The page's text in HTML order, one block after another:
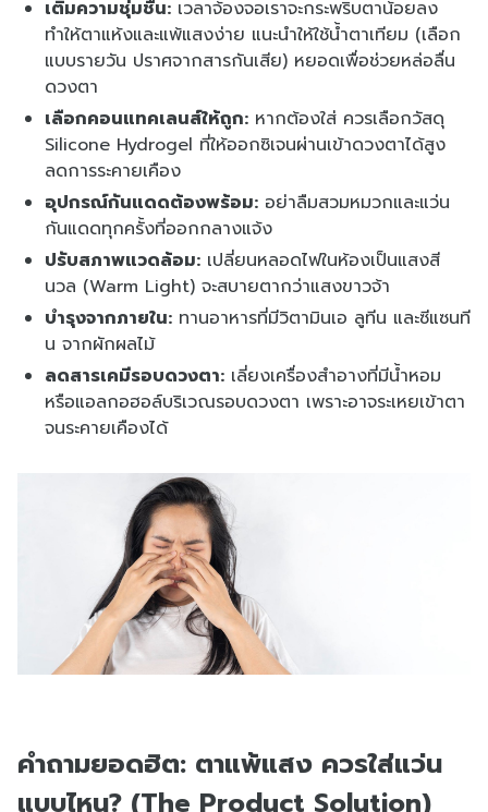
เติมความชุ่มชื้น: เวลาจ้องจอเราจะกระพริบตาน้อยลง
ทำให้ตาแห้งและแพ้แสงง่าย แนะนำให้ใช้น้ำตาเทียม (เลือก
แบบรายวัน ปราศจากสารกันเสีย) หยอดเพื่อช่วยหล่อลื่น
ดวงตา
เลือกคอนแทคเลนส์ให้ถูก: หากต้องใส่ ควรเลือกวัสดุ
Silicone Hydrogel ที่ให้ออกซิเจนผ่านเข้าดวงตาได้สูง
ลดการระคายเคือง
อุปกรณ์กันแดดต้องพร้อม: อย่าลืมสวมหมวกและแว่น
กันแดดทุกครั้งที่ออกกลางแจ้ง
ปรับสภาพแวดล้อม: เปลี่ยนหลอดไฟในห้องเป็นแสงสี
นวล (Warm Light) จะสบายตากว่าแสงขาวจ้า
บำรุงจากภายใน: ทานอาหารที่มีวิตามินเอ ลูทีน และซีแซนที
น จากผักผลไม้
ลดสารเคมีรอบดวงตา: เลี่ยงเครื่องสำอางที่มีน้ำหอม
หรือแอลกอฮอล์บริเวณรอบดวงตา เพราะอาจระเหยเข้าตา
จนระคายเคืองได้
คำถามยอดฮิต: ตาแพ้แสง ควรใส่แว่น
แบบไหน? (The Product Solution)